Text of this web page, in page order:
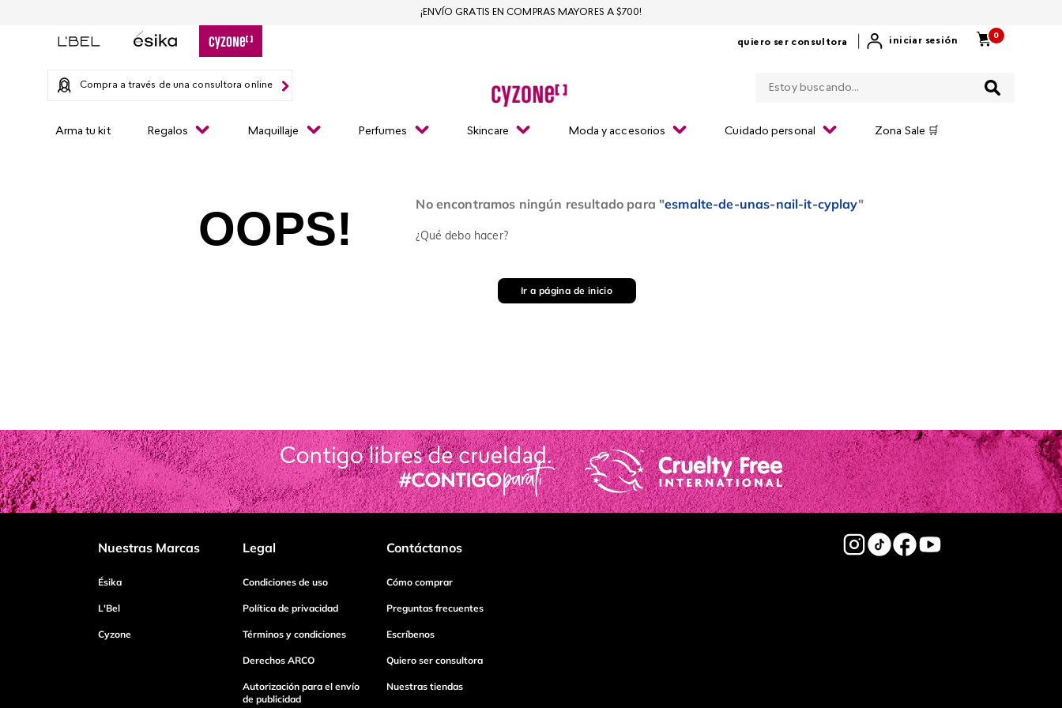
quiero ser consultora iniciar sesión
0
Compra a través de una consultora online
Arma tu kit Regalos Maquillaje Perfumes Skincare Moda y accesorios Cuidado personal Zona Sale 🛒
¡ENVÍO GRATIS EN COMPRAS MAYORES A $700!
OOPS! No encontramos ningún resultado para "esmalte-de-unas-nail-it-cyplay"
¿Qué debo hacer?
Ir a página de inicio
Nuestras Marcas
Ésika
L'Bel
Cyzone
Legal
Condiciones de uso
Política de privacidad
Términos y condiciones
Derechos ARCO
Autorización para el envío
de publicidad
Contáctanos
Cómo comprar
Preguntas frecuentes
Escríbenos
Quiero ser consultora
Nuestras tiendas